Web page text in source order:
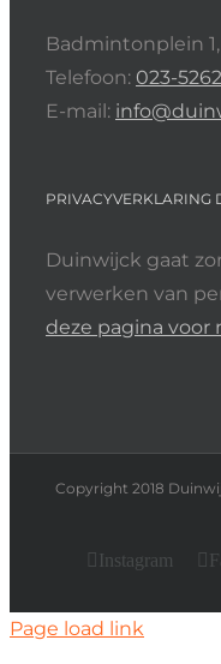
Badmintonplein
Telefoon: 023-
E-mail:
PRIVACYVERKLARING
Duinwijck gaat
verwerken van
deze pagina voor
Copyright 2018
Instagram
Page load link